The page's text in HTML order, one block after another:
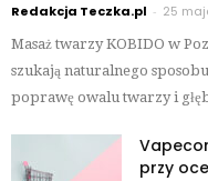
Redakcja Teczka.pl - 25
Masaż twarzy KOBIDO w
szukają naturalnego
poprawę owalu twarzy i
przy